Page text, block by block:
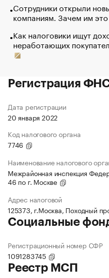
Сотрудники открыли
компаниям. Зачем им это
Как налоговики ищут
неработающих
Регистрация
Дата регистрации
20 января 2022
Код налогового органа
7746
Наименование налогового
Межрайонная инспекция
46 по г. Москве
Адрес налоговой
125373, г.Москва, Походный
Социальные
Регистрационный номер СФР
1091283745
Реестр МСП